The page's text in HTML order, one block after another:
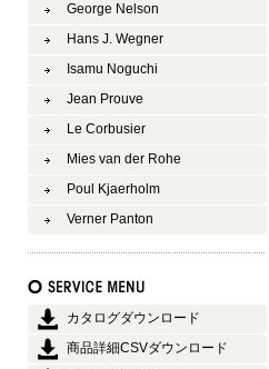
George Nelson
Hans J. Wegner
Isamu Noguchi
Jean Prouve
Le Corbusier
Mies van der Rohe
Poul Kjaerholm
Verner Panton
カタログダウンロード
商品詳細CSVダウンロード